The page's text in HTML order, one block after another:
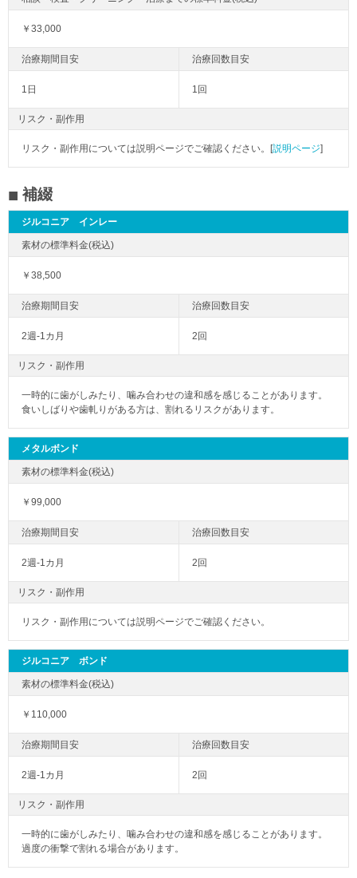
￥33,000
1日 1回
リスク・副作用
リスク・副作用については説明ページでご確認ください。[説明ページ]
補綴
ジルコニア インレー
￥38,500
2週-1カ月 2回
リスク・副作用
一時的に歯がしみたり、噛み合わせの違和感を感じることがあります。
食いしばりや歯軋りがある方は、割れるリスクがあります。
メタルボンド
￥99,000
2週-1カ月 2回
リスク・副作用
リスク・副作用については説明ページでご確認ください。
ジルコニア ボンド
￥110,000
2週-1カ月 2回
リスク・副作用
一時的に歯がしみたり、噛み合わせの違和感を感じることがあります。
過度の衝撃で割れる場合があります。